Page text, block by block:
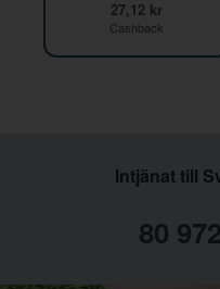
27,12 kr
Cashback
Intjänat till
80